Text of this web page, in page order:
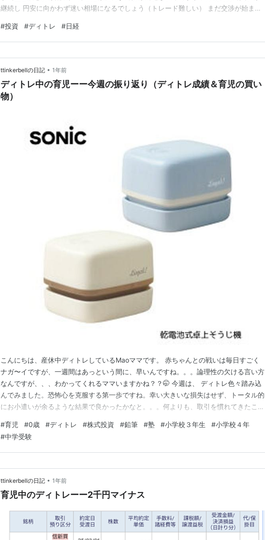
継続し 円安に向かわず迷い相場になるでしょう（トレード難しい） まだ交渉が始まっ
返す感じです TSMC好決算で半導体が盛り返す予想です 6146ディスコ好決算でも株下
がるのが不思議？底値狙い来るかも！…
#投資 #ディトレ #日経
ttinkerbellの日記 • 1年前
ディトレ中の育児ーー今週の振り返り（ディトレ成績＆育児の買い
物）
こんにちは、産休中ディトレしているMaoママです。 赤ちゃんとの戦いは毎日すごく
ナガ〜イですが、一週間はあっという間に、早いんですね。。。論理性の欠ける言い方
なんですが、、、わかってくれるママいますかね？？🤭 今週は、 ディトレ色々踏み込
んでみました。恐怖心を克服する第一歩ですね。幸い大きいな損失はせず、トータル的
にお小遣いが余るような結果で良かったかなと。。。何よりも、取引を慣れてきたこと
ルール（高級っぽい言い方で戦略）がないことです。要は、このしるしを確認できた
ら、取引開始して、ここまで上がる想定なので、利確、こ…
#育児 #0歳 #ディトレ #株式投資 #鉛筆 #塾 #小学校３年生 #小学校４年
#中学受験
ttinkerbellの日記 • 1年前
育児中のディトレーー2千円マイナス